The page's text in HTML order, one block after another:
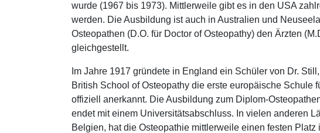
wurde (1967 bis 1973). Mittlerweile gibt es in den USA
werden. Die Ausbildung ist auch in Australien und
Osteopathen (D.O. für Doctor of Osteopathy) den Ärzten
gleichgestellt.
Im Jahre 1917 gründete in England ein Schüler von Dr.
British School of Osteopathy die erste europäische Schule
offiziell anerkannt. Die Ausbildung zum Diplom-
endet mit einem Universitätsabschluss. In vielen anderen
Belgien, hat die Osteopathie mittlerweile einen festen